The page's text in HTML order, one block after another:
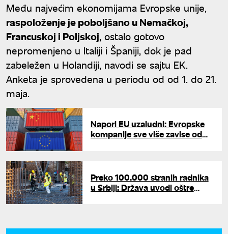
Među najvećim ekonomijama Evropske unije,
raspoloženje je poboljšano u Nemačkoj,
Francuskoj i Poljskoj, ostalo gotovo
nepromenjeno u Italiji i Španiji, dok je pad
zabeležen u Holandiji, navodi se sajtu EK.
Anketa je sprovedena u periodu od od 1. do 21.
maja.
Napori EU uzaludni: Evropske
kompanije sve više zavise od
Preko 100.000 stranih radnika
u Srbiji: Država uvodi oštre